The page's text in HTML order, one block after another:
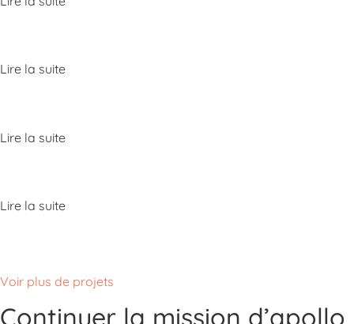
Lire la suite
Lire la suite
Lire la suite
Voir plus de projets
Continuer la mission d’apollo